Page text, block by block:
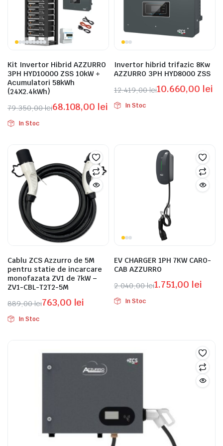
Kit Invertor Hibrid AZZURRO
3PH HYD10000 ZSS 10kW +
Acumulatori 58kWh
(24X2.4kWh)
79.350,00lei
Prețul
inițial
fost:
79.350,00 lei.
68.108,00 lei
Prețul
curent
68.108,00 lei.
In Stoc
Invertor hibrid trifazic 8Kw
AZZURRO 3PH HYD8000 ZSS
12.419,00lei
Prețul
inițial
10.660,00 lei
Prețul
curent
In Stoc
Cablu ZCS Azzurro de 5M
pentru statie de incarcare
monofazata ZV1 de 7kW –
ZV1-CBL-T2T2-5M
889,00lei
Prețul
inițial
763,00 lei
Prețul
curent
In Stoc
EV CHARGER 1PH 7KW CARO-
CAB AZZURRO
2.040,00lei
Prețul
inițial
1.751,00 lei
Prețul
curent
In Stoc